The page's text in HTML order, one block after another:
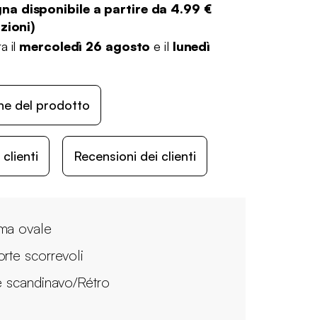
disponibile a partire da 4.99 €
)
il mercoledì 26 agosto e il lunedì
del prodotto
clienti Recensioni dei clienti
ovale
scorrevoli
scandinavo/Rétro